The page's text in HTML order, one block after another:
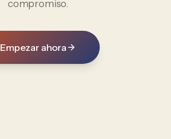
compromiso.
Empezar ahora